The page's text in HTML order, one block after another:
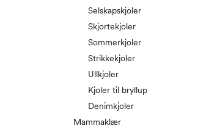
Selskapskjoler
Skjortekjoler
Sommerkjoler
Strikkekjoler
Ullkjoler
Kjoler til bryllup
Denimkjoler
Mammaklær